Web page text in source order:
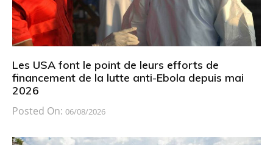
Les USA font le point de leurs efforts de
financement de la lutte anti-Ebola depuis mai
2026
Posted On: 06/08/2026